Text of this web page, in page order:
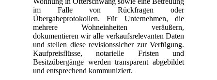
im Falle von Rückfragen oder
Übergabeprotokollen. Für Unternehmen, die
mehrere Wohneinheiten veräußern,
dokumentieren wir alle verkaufsrelevanten Daten
und stellen diese revisionssicher zur Verfügung.
Kaufpreisflüsse, notarielle Fristen und
Besitzübergänge werden transparent abgebildet
und entsprechend kommuniziert.